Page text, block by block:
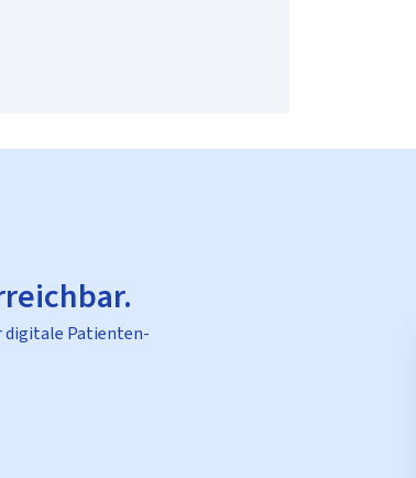
digitale Patienten-